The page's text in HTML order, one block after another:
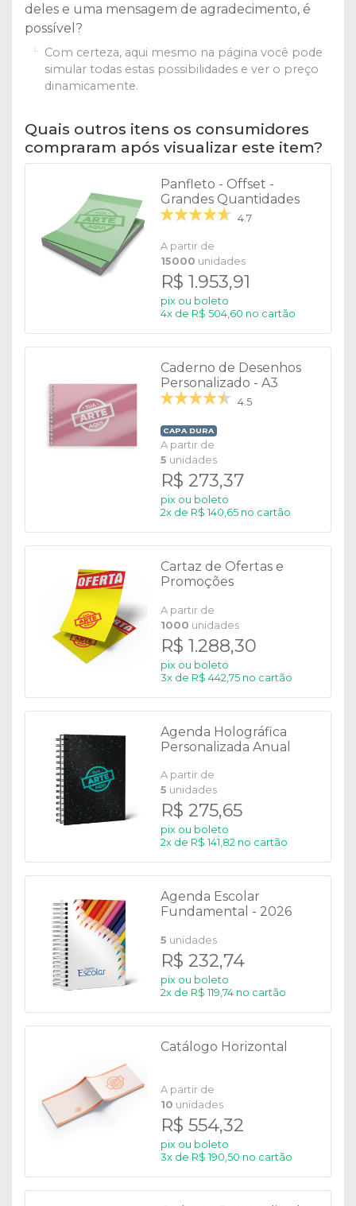
deles e uma mensagem de agradecimento, é
possível?
Com certeza, aqui mesmo na página você pode
simular todas estas possibilidades e ver o preço
dinamicamente.
Quais outros itens os consumidores
compraram após visualizar este item?
Panfleto - Offset -
Grandes Quantidades
4.7
A partir de
15000 unidades
R$ 1.953,91
pix ou boleto
4x de R$ 504,60 no cartão
Caderno de Desenhos
Personalizado - A3
4.5
CAPA DURA
A partir de
5 unidades
R$ 273,37
pix ou boleto
2x de R$ 140,65 no cartão
Cartaz de Ofertas e
Promoções
A partir de
1000 unidades
R$ 1.288,30
pix ou boleto
3x de R$ 442,75 no cartão
Agenda Holográfica
Personalizada Anual
A partir de
5 unidades
R$ 275,65
pix ou boleto
2x de R$ 141,82 no cartão
Agenda Escolar
Fundamental - 2026
5 unidades
R$ 232,74
pix ou boleto
2x de R$ 119,74 no cartão
Catálogo Horizontal
A partir de
10 unidades
R$ 554,32
pix ou boleto
3x de R$ 190,50 no cartão